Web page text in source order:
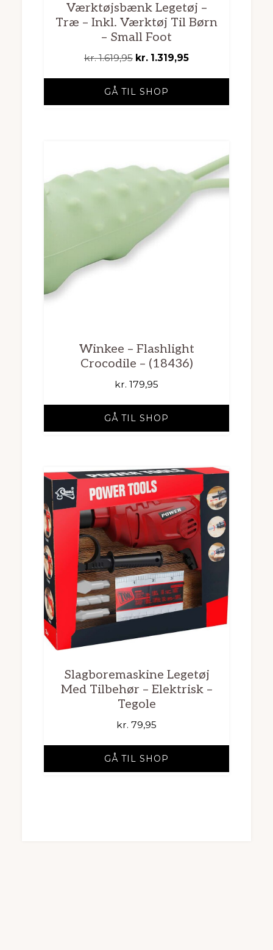
Værktøjsbænk Legetøj –
Træ – Inkl. Værktøj Til Børn
– Small Foot
kr.1.619,95 Den
pris
kr. 1.319,95Den
GÅ TIL SHOP
Winkee – Flashlight
Crocodile – (18436)
kr. 179,95
GÅ TIL SHOP
Slagboremaskine Legetøj
Med Tilbehør – Elektrisk –
Tegole
kr. 79,95
GÅ TIL SHOP